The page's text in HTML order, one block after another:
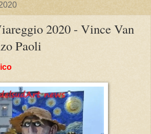
2020 - Vince Van
Paoli